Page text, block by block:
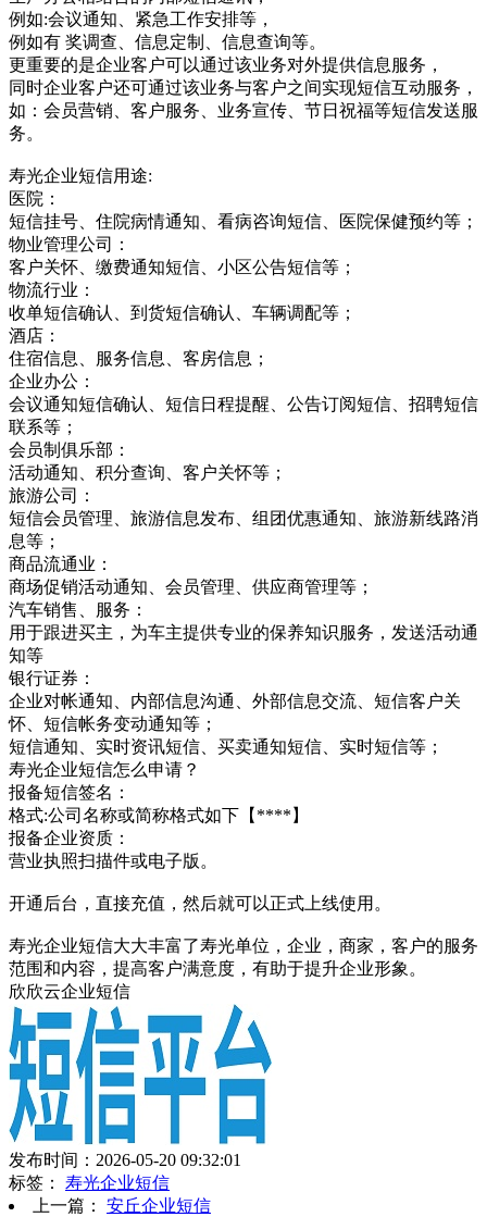
例如:会议通知、紧急工作安排等，
例如有 奖调查、信息定制、信息查询等。
更重要的是企业客户可以通过该业务对外提供信息服务，
同时企业客户还可通过该业务与客户之间实现短信互动服务，
如：会员营销、客户服务、业务宣传、节日祝福等短信发送服
务。
寿光企业短信用途:
医院：
短信挂号、住院病情通知、看病咨询短信、医院保健预约等；
物业管理公司：
客户关怀、缴费通知短信、小区公告短信等；
物流行业：
收单短信确认、到货短信确认、车辆调配等；
酒店：
住宿信息、服务信息、客房信息；
企业办公：
会议通知短信确认、短信日程提醒、公告订阅短信、招聘短信
联系等；
会员制俱乐部：
活动通知、积分查询、客户关怀等；
旅游公司：
短信会员管理、旅游信息发布、组团优惠通知、旅游新线路消
息等；
商品流通业：
商场促销活动通知、会员管理、供应商管理等；
汽车销售、服务：
用于跟进买主，为车主提供专业的保养知识服务，发送活动通
知等
银行证券：
企业对帐通知、内部信息沟通、外部信息交流、短信客户关
怀、短信帐务变动通知等；
短信通知、实时资讯短信、买卖通知短信、实时短信等；
寿光企业短信怎么申请？
报备短信签名：
格式:公司名称或简称格式如下【****】
报备企业资质：
营业执照扫描件或电子版。
开通后台，直接充值，然后就可以正式上线使用。
寿光企业短信大大丰富了寿光单位，企业，商家，客户的服务
范围和内容，提高客户满意度，有助于提升企业形象。
欣欣云企业短信
发布时间：2026-05-20 09:32:01
标签： 寿光企业短信
上一篇： 安丘企业短信